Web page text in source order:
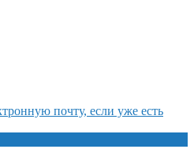
почту, если уже есть